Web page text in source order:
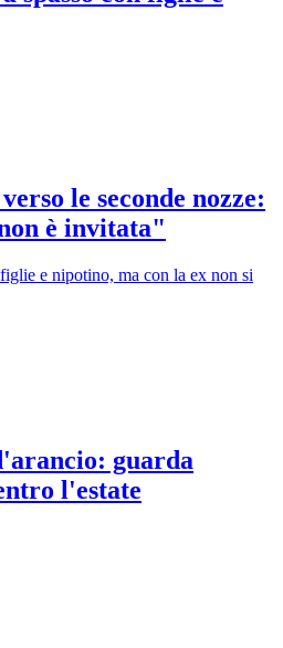
le seconde nozze:
è invitata"
e nipotino, ma con la ex non si
guarda
l'estate